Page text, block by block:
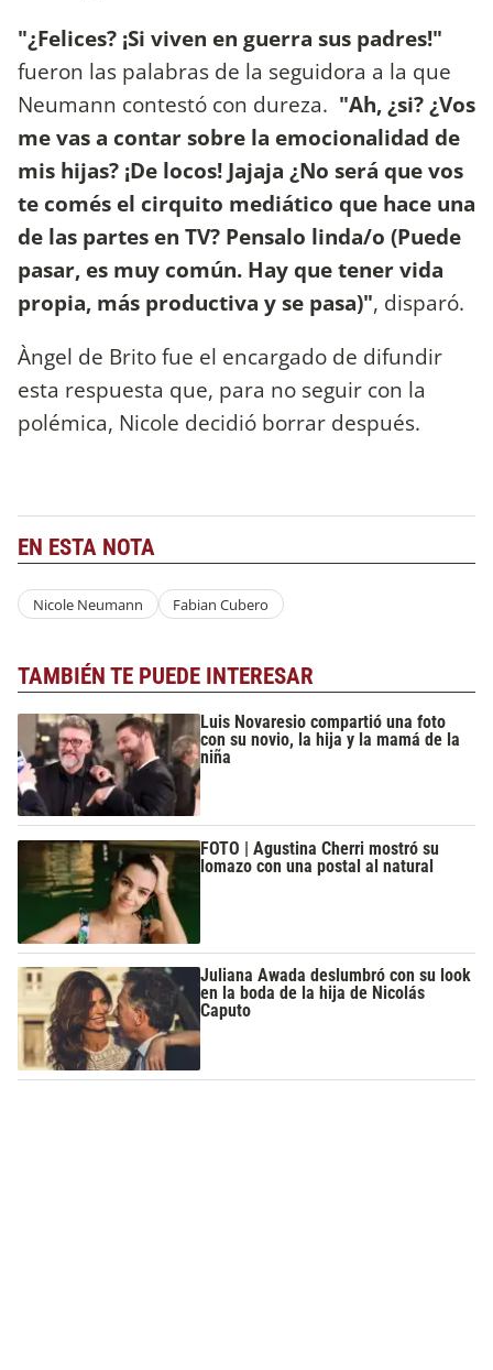
"¿Felices? ¡Si viven en guerra sus padres!"
fueron las palabras de la seguidora a la que
Neumann contestó con dureza. "Ah, ¿si? ¿Vos
me vas a contar sobre la emocionalidad de
mis hijas? ¡De locos! Jajaja ¿No será que vos
te comés el cirquito mediático que hace una
de las partes en TV? Pensalo linda/o (Puede
pasar, es muy común. Hay que tener vida
propia, más productiva y se pasa)", disparó.
Àngel de Brito fue el encargado de difundir
esta respuesta que, para no seguir con la
polémica, Nicole decidió borrar después.
EN ESTA NOTA
Nicole Neumann Fabian Cubero
TAMBIÉN TE PUEDE INTERESAR
Luis Novaresio compartió una foto
con su novio, la hija y la mamá de la
niña
FOTO | Agustina Cherri mostró su
lomazo con una postal al natural
Juliana Awada deslumbró con su look
en la boda de la hija de Nicolás
Caputo